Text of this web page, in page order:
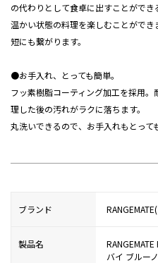
の代わりとして食卓に出すことができ
温かい状態の料理を楽しむことがで
短にも繋がります。
●お手入れ、とっても簡単。
フッ素樹脂コーティング加工を採用
理した後の汚れがラクに落ちます。
丸洗いできるので、お手入れもとって
ブランド
製品名
バイ ブルー